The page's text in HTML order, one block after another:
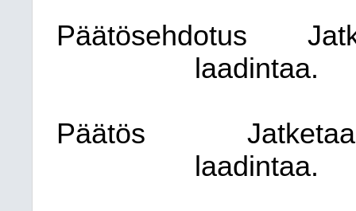
Päätösehdotus
laadintaa.
Päätös
laadintaa.